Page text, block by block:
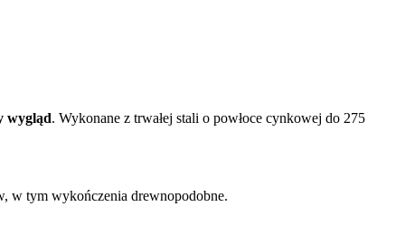
wygląd. Wykonane z trwałej stali o powłoce cynkowej do 275
w tym wykończenia drewnopodobne.